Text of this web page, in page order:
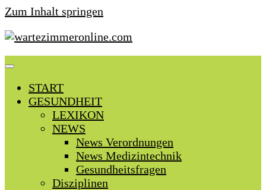
Zum Inhalt springen
START
GESUNDHEIT
LEXIKON
NEWS
News Verordnungen
News Medizintechnik
Gesundheitsfragen
Disziplinen